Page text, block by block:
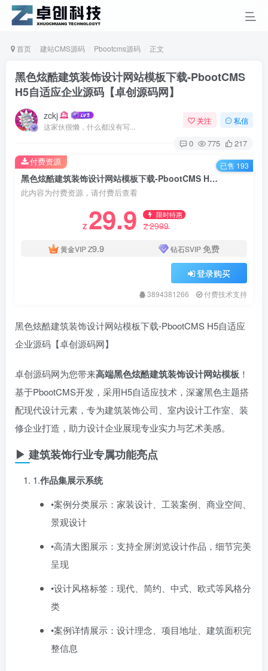
首页 建站CMS源码 Pbootcms源码 正文
黑色炫酷建筑装饰设计网站模板下载-PbootCMS
H5自适应企业源码【卓创源码网】
zckj
这家伙很懒，什么都没有写...
关注 私信
0 775 217
黑色炫酷建筑装饰设计网站模板下载-PbootCMS H5自适应企业源码【卓创源码网】
此内容为付费资源，请付费后查看
Z 29.9 限时特惠
Z2999
黄金VIPZ9.9 钻石SVIP免费
登录购买
3894381266 付费技术支持
付费资源 已售 193
黑色炫酷建筑装饰设计网站模板下载-PbootCMS H5自适应
企业源码【卓创源码网】
卓创源码网为您带来高端黑色炫酷建筑装饰设计网站模板 ​！
基于PbootCMS开发，采用H5自适应技术，深邃黑色主题搭
配现代设计元素，专为建筑装饰公司、室内设计工作室、装
修企业打造，助力设计企业展现专业实力与艺术美感。
▶ 建筑装饰行业专属功能亮点
1.​作品集展示系统
•案例分类展示：家装设计、工装案例、商业空间、
景观设计
•高清大图展示：支持全屏浏览设计作品，细节完美
呈现
•设计风格标签：现代、简约、中式、欧式等风格分
类
•案例详情展示：设计理念、项目地址、建筑面积完
整信息